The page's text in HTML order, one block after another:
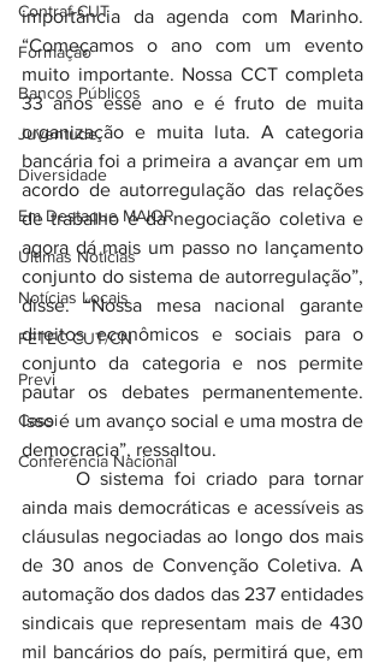
Contraf-CUT
Formação
Bancos Públicos
Juventude
Diversidade
Em Destaque MAIOR
Últimas Notícias
Notícias Locais
FETEC-CUT/CN
Previ
Cassi
Conferência Nacional
importância da agenda com Marinho.
“Começamos o ano com um evento
muito importante. Nossa CCT completa
33 anos esse ano e é fruto de muita
organização e muita luta. A categoria
bancária foi a primeira a avançar em um
acordo de autorregulação das relações
de trabalho e da negociação coletiva e
agora dá mais um passo no lançamento
conjunto do sistema de autorregulação”,
disse. “Nossa mesa nacional garante
direitos econômicos e sociais para o
conjunto da categoria e nos permite
pautar os debates permanentemente.
Isso é um avanço social e uma mostra de
democracia”, ressaltou.
ainda mais democráticas e acessíveis as
cláusulas negociadas ao longo dos mais
de 30 anos de Convenção Coletiva. A
automação dos dados das 237 entidades
sindicais que representam mais de 430
mil bancários do país, permitirá que, em